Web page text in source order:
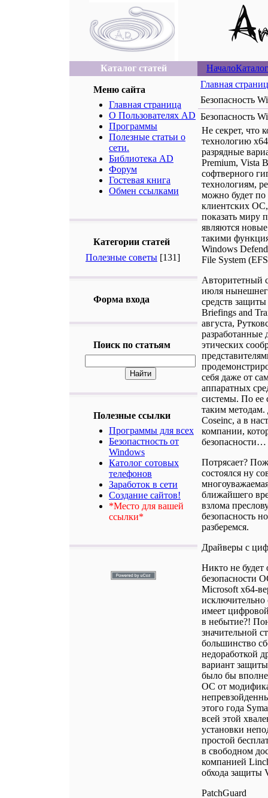
Каталог статей Начало
Меню сайта
Главная страница
О Пользователях AD
Программы
Полезные статьи о
сети.
Библиотека AD
Форум
Гостевая книга
Обмен ссылками
Категории статей
Полезные советы [131]
Форма входа
Поиск по статьям
Полезные ссылки
Программы для всех
Безопастность от
Windows
Католог сотовых
телефонов
Заработок в сети
Создание сайтов!
*Место для вашей
ссылки*
Главная
Безопасность
Безопасность
Не секрет, что
технологию
разрядные
Premium, Vista
софтверного
технологиям,
можно будет по
клиентских
показать миру
являются
такими
Windows
File System
Авторитетный
июля
средств
Briefings and
августа,
разработанные
этических
себя даже от
аппаратных
системы. По ее
таким методам.
Coseinc, а в
компании,
безопасности…
Потрясает?
состоялся ну
ближайшего
взлома
безопасность
разберемся.
Драйверы с
Никто не будет
безопасности
Microsoft x64-
имеет
в небытие?!
значительной
большинство
недоработкой
вариант
было бы
ОС от
этого года
всей этой
установки
простой
в свободном
компанией
обхода защиты
PatchGuard